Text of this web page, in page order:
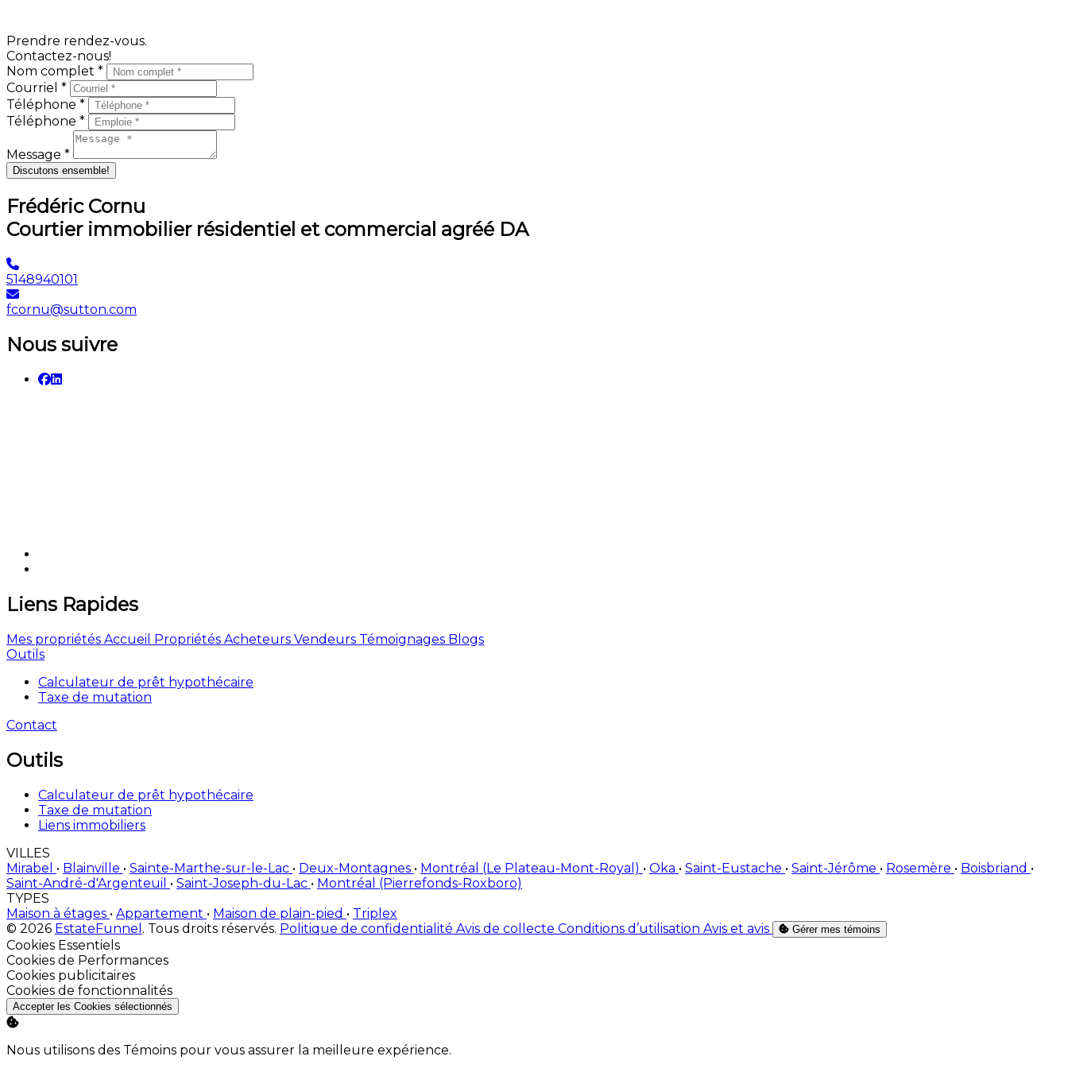
Prendre rendez-vous.
Contactez-nous!
Nom complet *
Courriel *
Téléphone *
Téléphone *
Message *
Discutons ensemble!
Frédéric Cornu
Courtier immobilier résidentiel et commercial agréé DA
5148940101
fcornu@sutton.com
Nous suivre
Liens Rapides
Mes propriétés Accueil Propriétés Acheteurs Vendeurs Témoignages Blogs
Outils
Calculateur de prêt hypothécaire
Taxe de mutation
Contact
Outils
Calculateur de prêt hypothécaire
Taxe de mutation
Liens immobiliers
VILLES
Mirabel • Blainville • Sainte-Marthe-sur-le-Lac • Deux-Montagnes • Montréal (Le Plateau-Mont-Royal) • Oka • Saint-Eustache • Saint-Jérôme • Rosemère • Boisbriand •
Saint-André-d'Argenteuil • Saint-Joseph-du-Lac • Montréal (Pierrefonds-Roxboro)
TYPES
Maison à étages • Appartement • Maison de plain-pied • Triplex
© 2026 EstateFunnel . Tous droits réservés. Politique de confidentialité Avis de collecte Conditions d’utilisation Avis et avis Gérer mes témoins
Activer
Cookies Essentiels
Activer
Cookies de Performances
Activer
Cookies publicitaires
Activer
Cookies de fonctionnalités
Accepter les Cookies sélectionnés
Nous utilisons des Témoins pour vous assurer la meilleure expérience.